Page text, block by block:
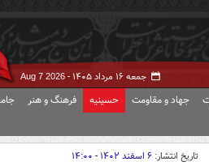
جمعه ۱۶ مرداد ۱۴۰۵ - Aug 7 2026
جهاد و مقاومت حسینیه فرهنگ و هنر
تاریخ انتشار: ۶ اسفند ۱۴۰۲ - ۱۴:۰۰